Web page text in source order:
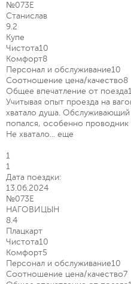
№073Е
Станислав
9.2
Купе
Чистота10
Комфорт8
Персонал и обслуживание10
Соотношение цена/качество8
Общее впечатление от поезда
Учитывая опыт проезда на
хватало душа.
попался, особенно проводник
Не хватало... еще
1
1
Дата поездки:
13.06.2024
№073Е
НАГОВИЦЫН
8.4
Плацкарт
Чистота10
Комфорт5
Персонал и обслуживание10
Соотношение цена/качество7